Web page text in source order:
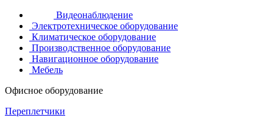
Видеонаблюдение
Электротехническое оборудование
Климатическое оборудование
Производственное оборудование
Навигационное оборудование
Мебель
Офисное оборудование
Переплетчики